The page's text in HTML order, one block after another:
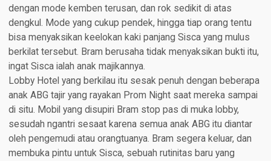
dengan mode kemben terusan, dan rok sedikit di atas
dengkul. Mode yang cukup pendek, hingga tiap orang tentu
bisa menyaksikan keelokan kaki panjang Sisca yang mulus
berkilat tersebut. Bram berusaha tidak menyaksikan bukti itu,
ingat Sisca ialah anak majikannya.
Lobby Hotel yang berkilau itu sesak penuh dengan beberapa
anak ABG tajir yang rayakan Prom Night saat mereka sampai
di situ. Mobil yang disupiri Bram stop pas di muka lobby,
sesudah ngantri sesaat karena semua anak ABG itu diantar
oleh pengemudi atau orangtuanya. Bram segera keluar, dan
membuka pintu untuk Sisca, sebuah rutinitas baru yang